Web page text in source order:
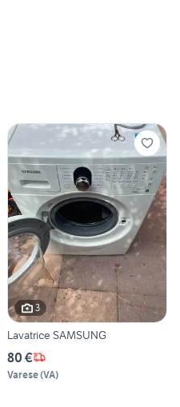
3
Lavatrice SAMSUNG
80 €
Varese(VA)